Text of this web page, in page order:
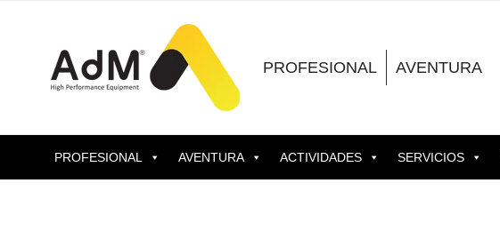
contenido
PROFESIONAL AVENTURA
PROFESIONAL AVENTURA ACTIVIDADES SERVICIOS